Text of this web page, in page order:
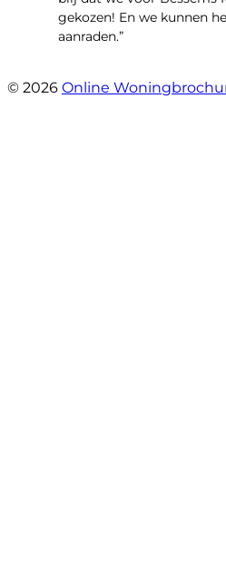
gekozen! En we kunnen
aanraden.”
© 2026 Online